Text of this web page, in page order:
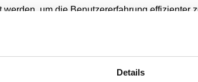
Details
um die Benutzererfahrung effizienter
diese für den Betrieb dieser Seite
werden von Drittparteien platziert, die
auf unserer Website ändern oder widerrufen.